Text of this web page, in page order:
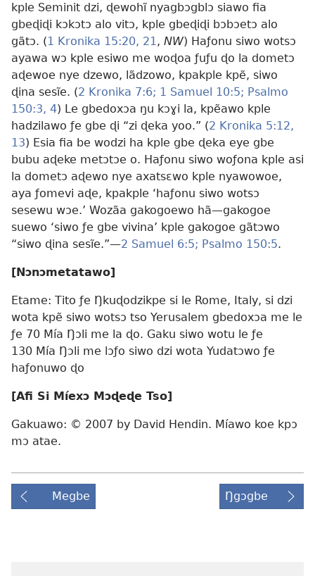
kple Seminit dzi, ɖewohĩ nyagbɔgblɔ siawo fia
gbeɖiɖi kɔkɔtɔ alo vitɔ, kple gbeɖiɖi bɔbɔetɔ alo
gãtɔ. (1 Kronika 15:20, 21, NW) Haƒonu siwo wotsɔ
ayawa wɔ kple esiwo me woɖoa ƒuƒu ɖo la dometɔ
aɖewoe nye dzewo, lãdzowo, kpakple kpẽ, siwo
ɖina sesĩe. (2 Kronika 7:6; 1 Samuel 10:5; Psalmo
150:3, 4) Le gbedoxɔa ŋu kɔɣi la, kpẽawo kple
hadzilawo ƒe gbe ɖi “zi ɖeka yoo.” (2 Kronika 5:12,
13) Esia fia be wodzi ha kple gbe ɖeka eye gbe
bubu aɖeke metɔtɔe o. Haƒonu siwo woƒona kple asi
la dometɔ aɖewo nye axatsɛwo kple nyawowoe,
aya ƒomevi aɖe, kpakple ‘haƒonu siwo wotsɔ
sesewu wɔe.’ Wozãa gakogoewo hã—gakogoe
suewo ‘siwo ƒe gbe vivina’ kple gakogoe gãtɔwo
“siwo ɖina sesĩe.”—2 Samuel 6:5; Psalmo 150:5.
[Nɔnɔmetatawo]
Etame: Tito ƒe Ŋkuɖodzikpe si le Rome, Italy, si dzi
wota kpẽ siwo wotsɔ tso Yerusalem gbedoxɔa me le
ƒe 70 Mía Ŋɔli me la ɖo. Gaku siwo wotu le ƒe
130 Mía Ŋɔli me lɔƒo siwo dzi wota Yudatɔwo ƒe
haƒonuwo ɖo
[Afi Si Míexɔ Mɔɖeɖe Tso]
Gakuawo: © 2007 by David Hendin. Míawo koe kpɔ
mɔ atae.
Megbe Ŋgɔgbe